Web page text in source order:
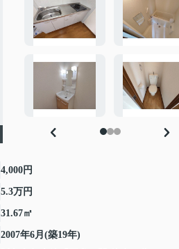
4,000円
5.3万円
31.67㎡
2007年6月(築19年)